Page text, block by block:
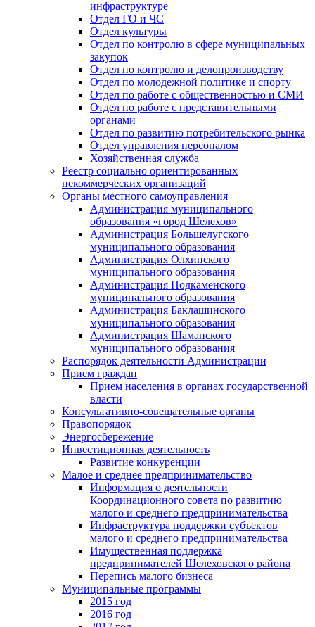
инфраструктуре
Отдел ГО и ЧС
Отдел культуры
Отдел по контролю в сфере муниципальных
закупок
Отдел по контролю и делопроизводству
Отдел по молодежной политике и спорту
Отдел по работе с общественностью и СМИ
Отдел по работе с представительными
органами
Отдел по развитию потребительского рынка
Отдел управления персоналом
Хозяйственная служба
Реестр социально ориентированных
некоммерческих организаций
Органы местного самоуправления
Администрация муниципального
образования «город Шелехов»
Администрация Большелугского
муниципального образования
Администрация Олхинского
муниципального образования
Администрация Подкаменского
муниципального образования
Администрация Баклашинского
муниципального образования
Администрация Шаманского
муниципального образования
Распорядок деятельности Администрации
Прием граждан
Прием населения в органах государственной
власти
Консультативно-совещательные органы
Правопорядок
Энергосбережение
Инвестиционная деятельность
Развитие конкуренции
Малое и среднее предпринимательство
Информация о деятельности
Координационного совета по развитию
малого и среднего предпринимательства
Инфраструктура поддержки субъектов
малого и среднего предпринимательства
Имущественная поддержка
предпринимателей Шелеховского района
Перепись малого бизнеса
Муниципальные программы
2015 год
2016 год